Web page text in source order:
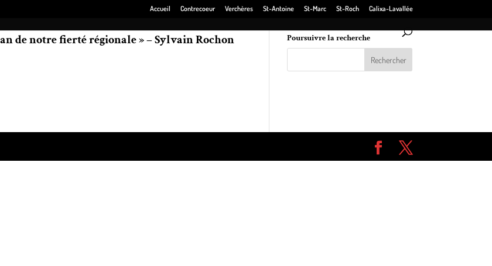
Accueil Contrecoeur Verchères St-Antoine St-Marc St-Roch Calixa-Lavallée
de notre fierté régionale » – Sylvain Rochon Poursuivre la recherche